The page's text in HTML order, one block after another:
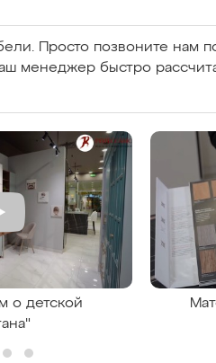
Просто позвоните нам
менеджер быстро
о детской